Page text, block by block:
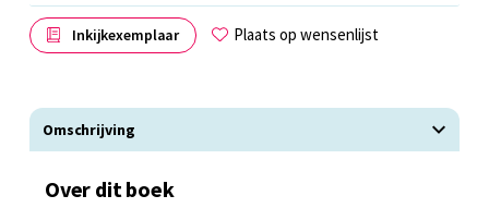
Inkijkexemplaar Plaats op wensenlijst
Omschrijving
Over dit boek